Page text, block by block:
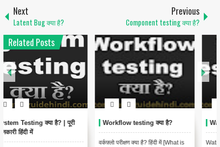
Next
Latent Bug क्या है?
Previous
Component testing क्या है?
Related Posts
Watir Testing tool क्या है?
Watir, वेब ब्राउज़र को स्वचालित करने के
Volume testing क्या है?
Volume Testing Non-Functional